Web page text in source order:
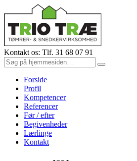
Kontakt os: Tlf. 31 68 07 91
Forside
Profil
Kompetencer
Referencer
Før / efter
Begivenheder
Lærlinge
Kontakt